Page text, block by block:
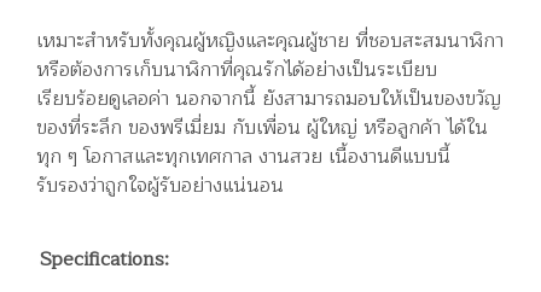
เหมาะสำหรับทั้งคุณผู้หญิงและคุณผู้ชาย ที่ชอบสะสมนาฬิกา
หรือต้องการเก็บนาฬิกาที่คุณรักได้อย่างเป็นระเบียบ
เรียบร้อยดูเลอค่า นอกจากนี้ ยังสามารถมอบให้เป็นของขวัญ
ของที่ระลึก ของพรีเมี่ยม กับเพื่อน ผู้ใหญ่ หรือลูกค้า ได้ใน
ทุก ๆ โอกาสและทุกเทศกาล งานสวย เนื้องานดีแบบนี้
รับรองว่าถูกใจผู้รับอย่างแน่นอน
Specifications: